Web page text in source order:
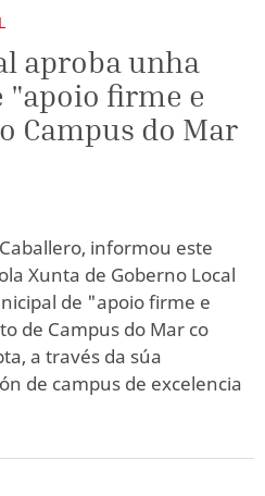
aproba unha
"apoio firme e
Campus do Mar
informou este
Xunta de Goberno Local
de "apoio firme e
de Campus do Mar co
a través da súa
de campus de excelencia